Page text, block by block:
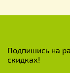
Подпишись на
скидках!